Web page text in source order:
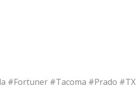
#Fortuner #Tacoma #Prado #TX